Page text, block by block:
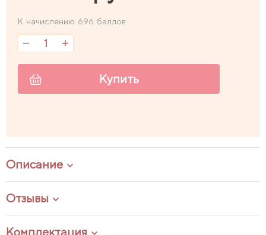
К начислению 696 баллов
Купить
Описание
Отзывы
Комплектация